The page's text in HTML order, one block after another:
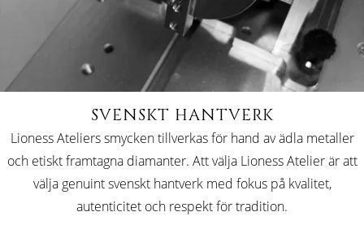
SVENSKT HANTVERK
Lioness Ateliers smycken tillverkas för hand av ädla metaller
och etiskt framtagna diamanter. Att välja Lioness Atelier är att
välja genuint svenskt hantverk med fokus på kvalitet,
autenticitet och respekt för tradition.